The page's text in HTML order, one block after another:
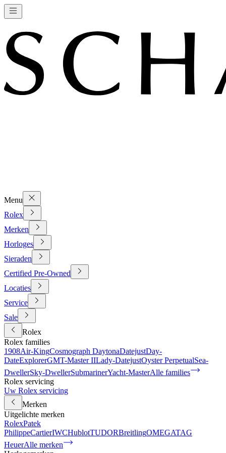
Menu
Rolex
Merken
Horloges
Sieraden
Certified Pre-Owned
Locaties
Service
Sale
Rolex
Rolex families
1908Air-KingCosmograph DaytonaDatejustDay-
DateExplorerGMT-Master IILady-DatejustOyster PerpetualSea-
DwellerSky-DwellerSubmarinerYacht-MasterAlle families
Rolex servicing
Uw Rolex servicing
Merken
Uitgelichte merken
RolexPatek
PhilippeCartierIWCHublotTUDORBreitlingOMEGATAG
HeuerAlle merken